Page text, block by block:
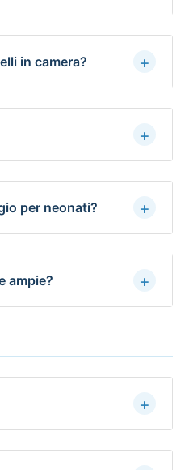
in camera? +
+
per neonati? +
ampie? +
+